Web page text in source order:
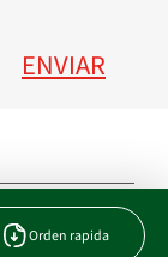
Orden rapida
ENVIAR